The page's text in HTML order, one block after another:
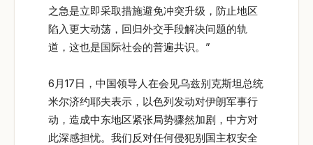
之急是立即采取措施避免冲突升级，防止地区
陷入更大动荡，回归外交手段解决问题的轨
道，这也是国际社会的普遍共识。”
6月17日，中国领导人在会见乌兹别克斯坦总统
米尔济约耶夫表示，以色列发动对伊朗军事行
动，造成中东地区紧张局势骤然加剧，中方对
此深感担忧。我们反对任何侵犯别国主权安全